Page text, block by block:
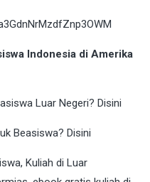
Indonesia di Amerika
Luar Negeri? Disini
Beasiswa? Disini
, Kuliah di Luar